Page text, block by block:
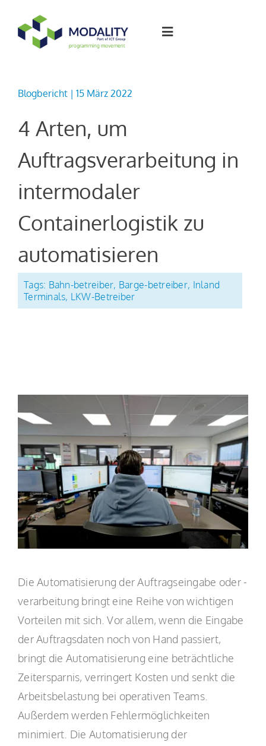
content
Toggle
Artikel
Über Modality
DE
Blogbericht | 15 März 2022
4 Arten, um
Auftragsverarbeitung in
intermodaler
Containerlogistik zu
automatisieren
Tags: Bahn-betreiber, Barge-betreiber, Inland
Terminals, LKW-Betreiber
Die Automatisierung der Auftragseingabe oder -
verarbeitung bringt eine Reihe von wichtigen
Vorteilen mit sich. Vor allem, wenn die Eingabe
der Auftragsdaten noch von Hand passiert,
bringt die Automatisierung eine beträchtliche
Zeitersparnis, verringert Kosten und senkt die
Arbeitsbelastung bei operativen Teams.
Außerdem werden Fehlermöglichkeiten
minimiert. Die Automatisierung der